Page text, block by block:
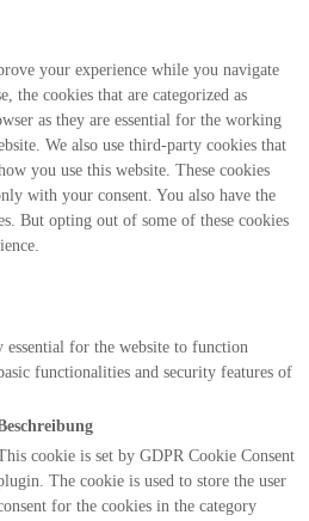
your experience while you navigate
the cookies that are categorized as
as they are essential for the working
We also use third-party cookies that
you use this website. These cookies
with your consent. You also have the
But opting out of some of these cookies
essential for the website to function
functionalities and security features of
cookie is set by GDPR Cookie Consent
The cookie is used to store the user
for the cookies in the category